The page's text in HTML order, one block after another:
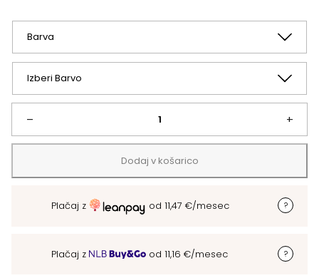
434,44 €
468,68 €
–
Garderobna
omara
(visoka)
+
Dodaj v košarico
Plačaj z od 11,47 €/mesec
Plačaj z od 11,16 €/mesec